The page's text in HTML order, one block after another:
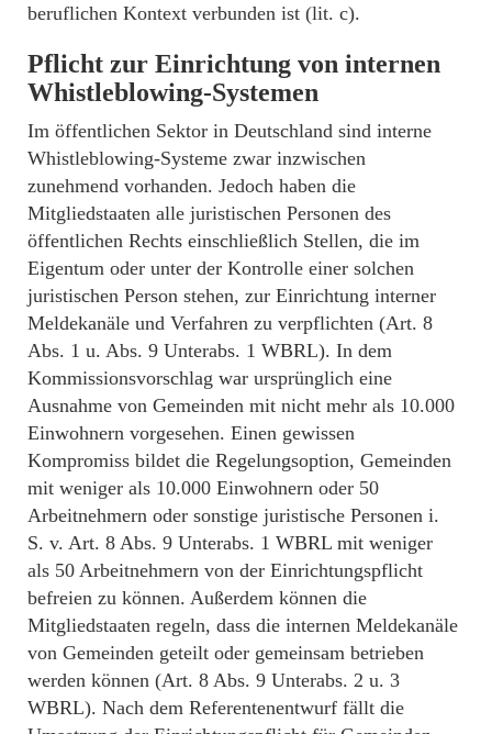
beruflichen Kontext verbunden ist (lit. c).
Pflicht zur Einrichtung von internen
Whistleblowing-Systemen
Im öffentlichen Sektor in Deutschland sind interne
Whistleblowing-Systeme zwar inzwischen
zunehmend vorhanden. Jedoch haben die
Mitgliedstaaten alle juristischen Personen des
öffentlichen Rechts einschließlich Stellen, die im
Eigentum oder unter der Kontrolle einer solchen
juristischen Person stehen, zur Einrichtung interner
Meldekanäle und Verfahren zu verpflichten (Art. 8
Abs. 1 u. Abs. 9 Unterabs. 1 WBRL). In dem
Kommissionsvorschlag war ursprünglich eine
Ausnahme von Gemeinden mit nicht mehr als 10.000
Einwohnern vorgesehen. Einen gewissen
Kompromiss bildet die Regelungsoption, Gemeinden
mit weniger als 10.000 Einwohnern oder 50
Arbeitnehmern oder sonstige juristische Personen i.
S. v. Art. 8 Abs. 9 Unterabs. 1 WBRL mit weniger
als 50 Arbeitnehmern von der Einrichtungspflicht
befreien zu können. Außerdem können die
Mitgliedstaaten regeln, dass die internen Meldekanäle
von Gemeinden geteilt oder gemeinsam betrieben
werden können (Art. 8 Abs. 9 Unterabs. 2 u. 3
WBRL). Nach dem Referentenentwurf fällt die